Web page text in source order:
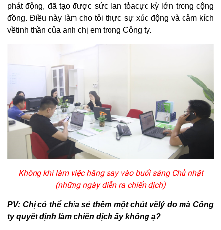
phát động, đã tạo được sức lan tỏacực kỳ lớn trong cộng
đồng. Điều này làm cho tôi thực sự xúc động và cảm kích
vềtinh thần của anh chị em trong Công ty.
Không khí làm việc hăng say vào buổi sáng Chủ nhật
(những ngày diễn ra chiến dịch)
PV: Chị có thể chia sẻ thêm một chút vềlý do mà Công
ty quyết định làm chiến dịch ấy không ạ?